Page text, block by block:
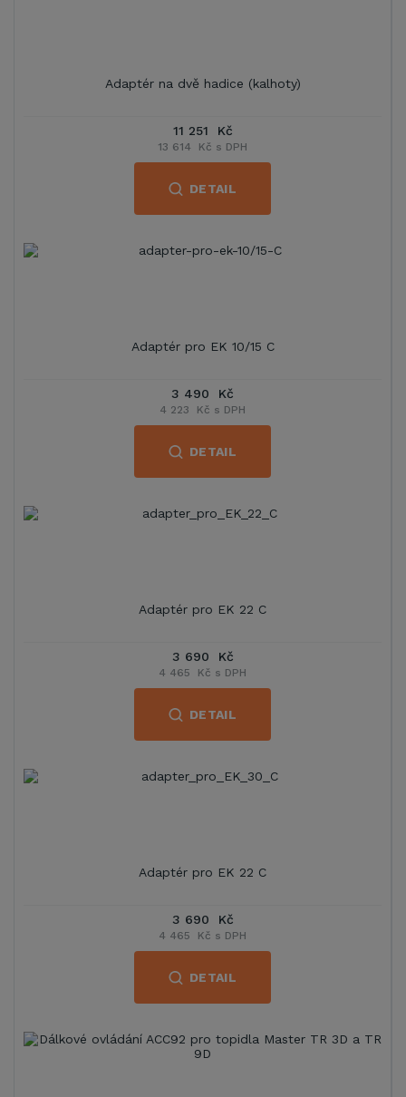
Adaptér na dvě hadice (kalhoty)
11 251 Kč
13 614 Kč s DPH
DETAIL
Adaptér pro EK 10/15 C
3 490 Kč
4 223 Kč s DPH
DETAIL
Adaptér pro EK 22 C
3 690 Kč
4 465 Kč s DPH
DETAIL
Adaptér pro EK 22 C
3 690 Kč
4 465 Kč s DPH
DETAIL